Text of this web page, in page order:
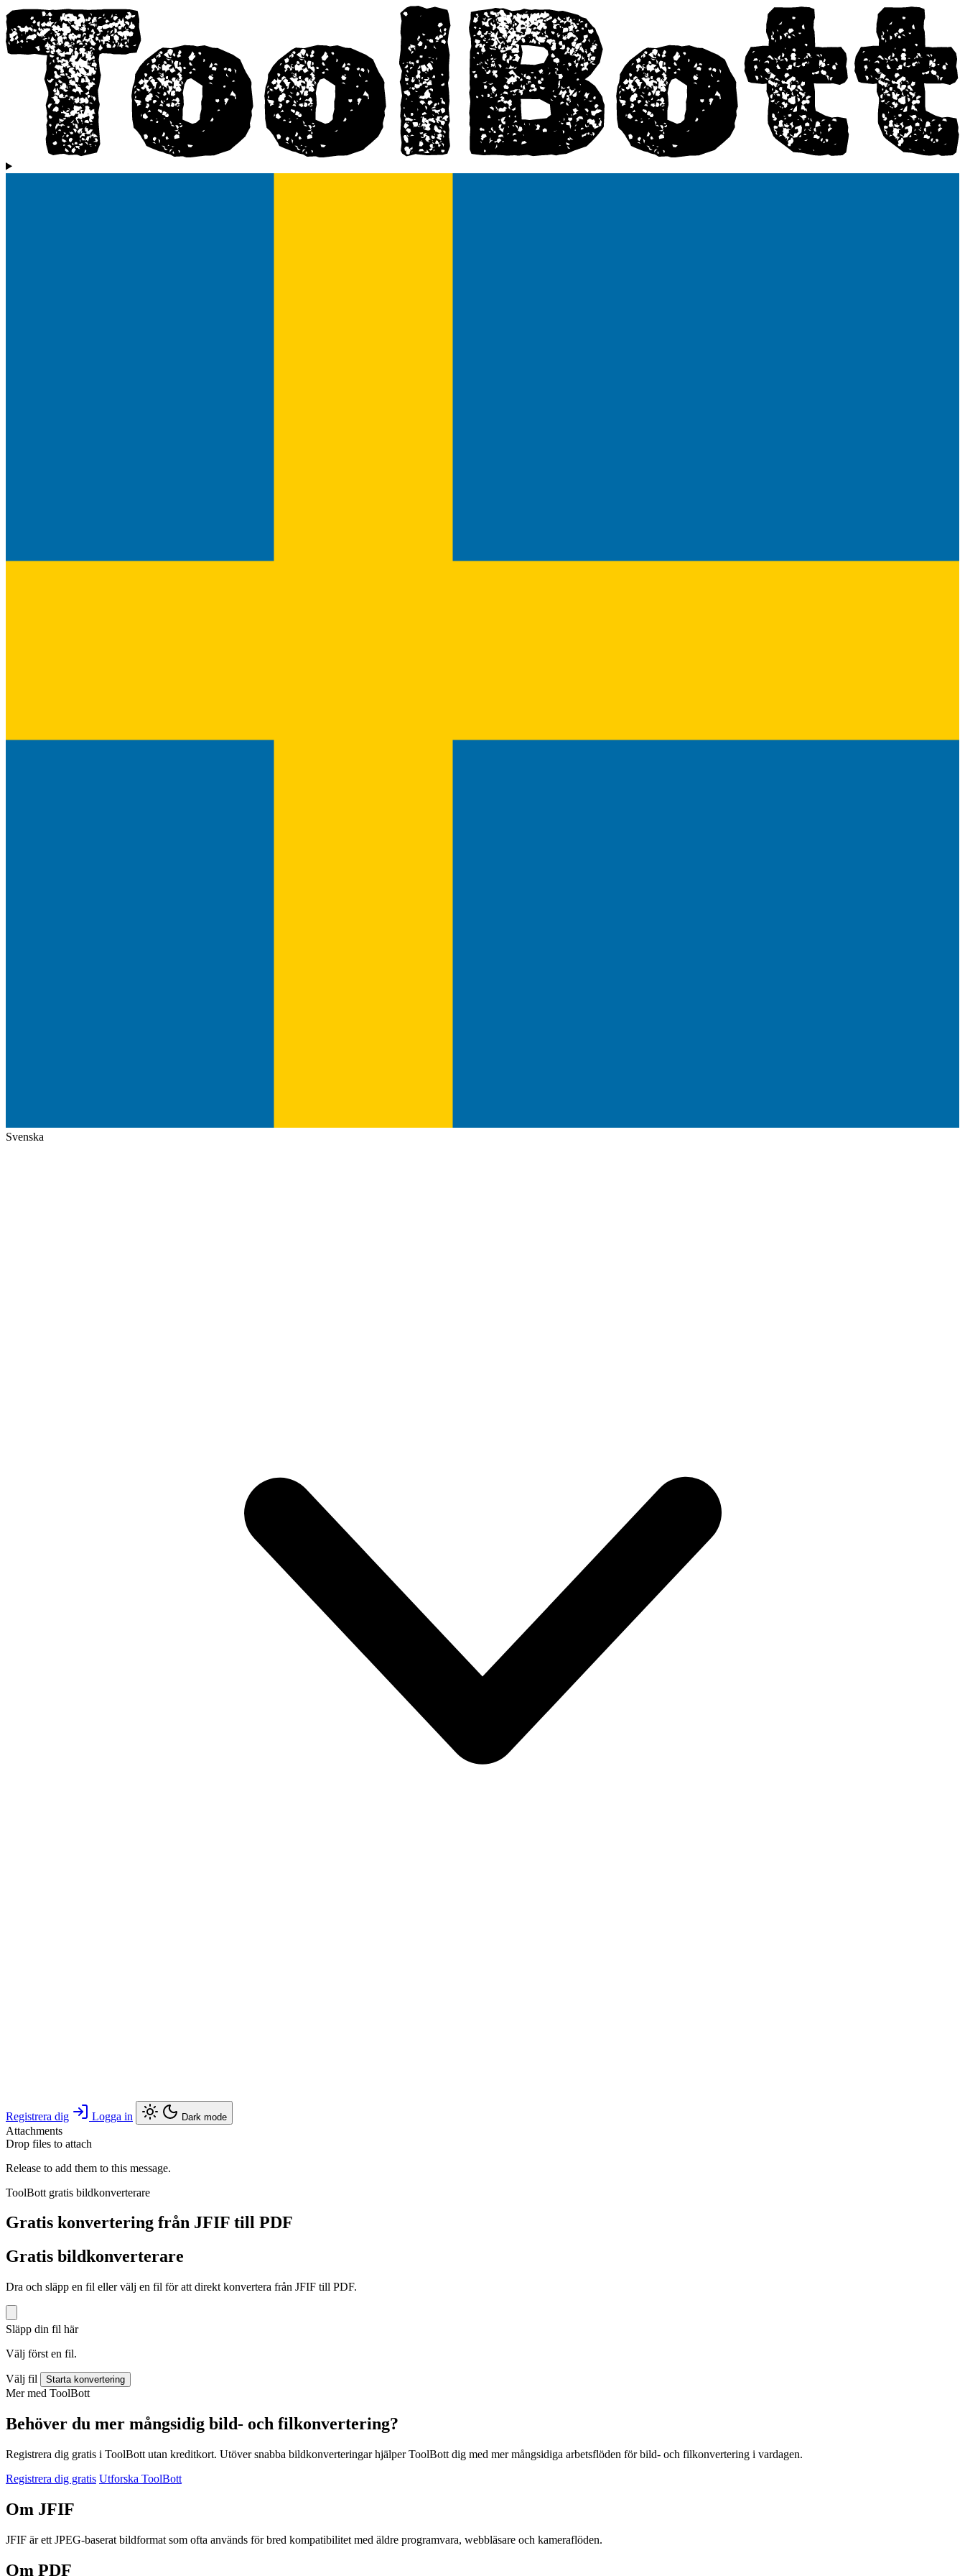
Svenska
Registrera dig Logga in Dark mode
Attachments
Drop files to attach
Release to add them to this message.
ToolBott gratis bildkonverterare
Gratis konvertering från JFIF till PDF
Gratis bildkonverterare
Dra och släpp en fil eller välj en fil för att direkt konvertera från JFIF till PDF.
Släpp din fil här
Välj först en fil.
Välj fil Starta konvertering
Mer med ToolBott
Behöver du mer mångsidig bild- och filkonvertering?
Registrera dig gratis i ToolBott utan kreditkort. Utöver snabba bildkonverteringar hjälper ToolBott dig med mer mångsidiga arbetsflöden för bild- och filkonvertering i vardagen.
Registrera dig gratis Utforska ToolBott
Om JFIF
JFIF är ett JPEG-baserat bildformat som ofta används för bred kompatibilitet med äldre programvara, webbläsare och kameraflöden.
Om PDF